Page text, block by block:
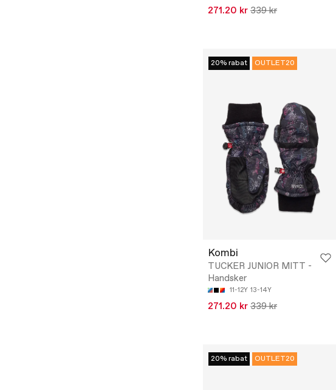
271.20 kr 339 kr
20% rabat OUTLET20
Kombi
TUCKER JUNIOR MITT -
Handsker
11-12Y 13-14Y
271.20 kr 339 kr
20% rabat OUTLET20